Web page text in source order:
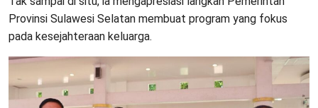
Provinsi Sulawesi Selatan membuat program yang fokus
pada kesejahteraan keluarga.